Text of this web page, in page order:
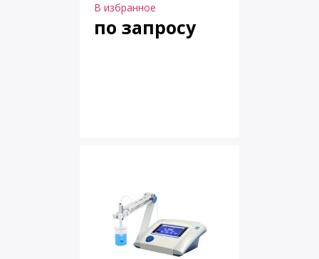
В избранное
по запросу